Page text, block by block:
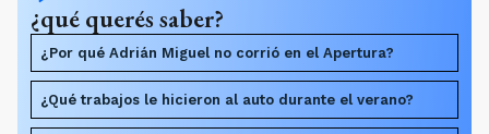
¿qué querés saber?
¿Por qué Adrián Miguel no corrió en el Apertura?
¿Qué trabajos le hicieron al auto durante el verano?